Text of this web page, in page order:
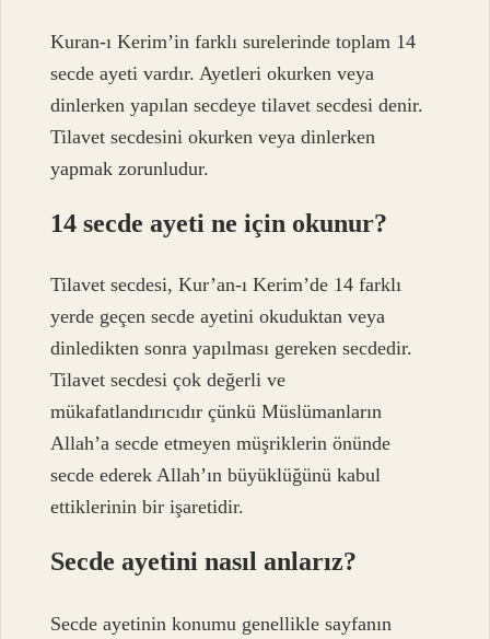
Kuran-ı Kerim’in farklı surelerinde toplam 14
secde ayeti vardır. Ayetleri okurken veya
dinlerken yapılan secdeye tilavet secdesi denir.
Tilavet secdesini okurken veya dinlerken
yapmak zorunludur.
14 secde ayeti ne için okunur?
Tilavet secdesi, Kur’an-ı Kerim’de 14 farklı
yerde geçen secde ayetini okuduktan veya
dinledikten sonra yapılması gereken secdedir.
Tilavet secdesi çok değerli ve
mükafatlandırıcıdır çünkü Müslümanların
Allah’a secde etmeyen müşriklerin önünde
secde ederek Allah’ın büyüklüğünü kabul
ettiklerinin bir işaretidir.
Secde ayetini nasıl anlarız?
Secde ayetinin konumu genellikle sayfanın